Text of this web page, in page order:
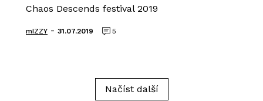
Chaos Descends festival 2019
mIZZY - 31.07.2019 5
Načíst další